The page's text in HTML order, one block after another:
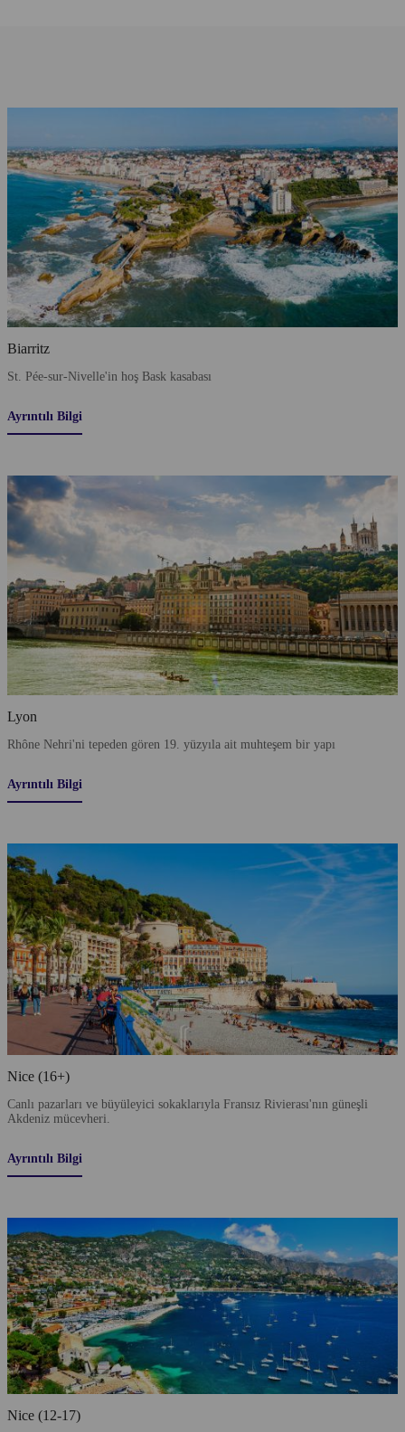
Biarritz
St. Pée-sur-Nivelle'in hoş Bask kasabası
Ayrıntılı Bilgi
Lyon
Rhône Nehri'ni tepeden gören 19. yüzyıla ait muhteşem bir yapı
Ayrıntılı Bilgi
Nice (16+)
Canlı pazarları ve büyüleyici sokaklarıyla Fransız Rivierası'nın güneşli
Akdeniz mücevheri.
Ayrıntılı Bilgi
Nice (12-17)